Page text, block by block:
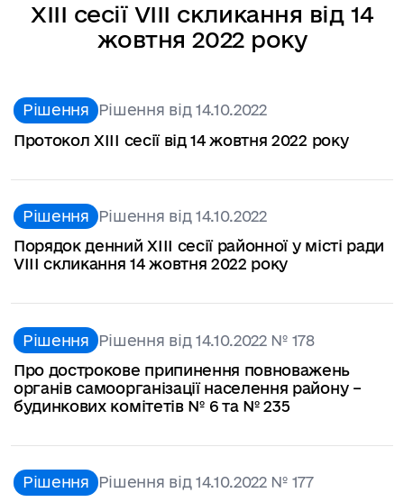
XІІІ сесії VІІІ скликання від 14
жовтня 2022 року
Рішення Рішення від 14.10.2022
Протокол ХІІІ сесії від 14 жовтня 2022 року
Рішення Рішення від 14.10.2022
Порядок денний XІІІ сесії районної у місті ради
VІІІ скликання 14 жовтня 2022 року
Рішення Рішення від 14.10.2022 № 178
Про дострокове припинення повноважень
органів самоорганізації населення району –
будинкових комітетів № 6 та № 235
Рішення Рішення від 14.10.2022 № 177